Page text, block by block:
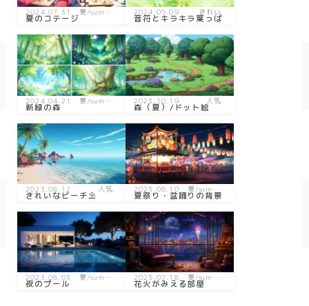
夏のコテージ
2024.07.31
夏/summ
音符とキラキラ葉っぱ
2024.05.09 きれい
新緑の森
2024.04.21
夏/summ
森（夏）/ドット絵
2023.10.19 人気
きれいなビーチ⛱
2023.08.12 人気
夏祭り・盆踊りの背景
2023.08.10
夏/summ
er
夜のプール
2023.08.03
夏/summ
花火がみえる部屋
2023.07.18
夏/summ
er